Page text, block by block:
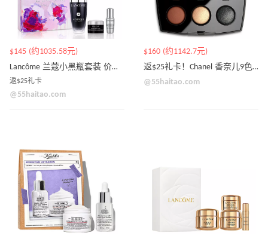
$145 (约1035.58元)
Lancôme 兰蔻小黑瓶套装 价值$182
返$25礼卡
@55haitao.com
$160 (约1142.7元)
返$25礼卡！Chanel 香奈儿9色眼影盘
@55haitao.com